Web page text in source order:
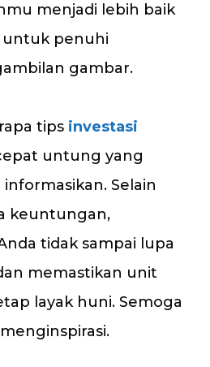
menjadi lebih baik
untuk penuhi
gambar.
tips investasi
untung yang
Selain
keuntungan,
tidak sampai lupa
memastikan unit
layak huni. Semoga